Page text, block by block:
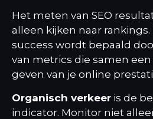
Het meten van SEO
alleen kijken naar rankings.
success wordt bepaald
van metrics die samen
geven van je online
Organisch verkeer is de
indicator. Monitor niet